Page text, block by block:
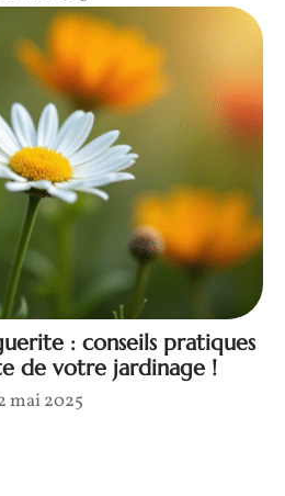
: conseils pratiques
de votre jardinage !
mai 2025